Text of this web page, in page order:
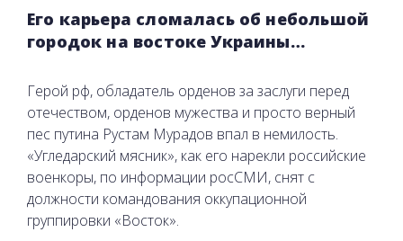
Его карьера сломалась об небольшой
городок на востоке Украины…
Герой рф, обладатель орденов за заслуги перед
отечеством, орденов мужества и просто верный
пес путина Рустам Мурадов впал в немилость.
«Угледарский мясник», как его нарекли российские
военкоры, по информации росСМИ, снят с
должности командования оккупационной
группировки «Восток».